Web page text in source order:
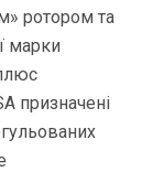
ротором та
марки
призначені